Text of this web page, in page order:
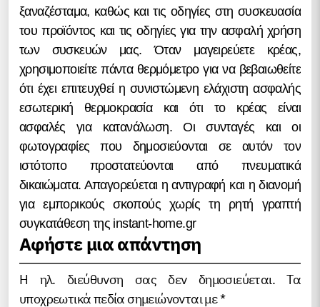
ξαναζέσταμα, καθώς και τις οδηγίες στη συσκευασία
του προϊόντος και τις οδηγίες για την ασφαλή χρήση
των συσκευών μας. Όταν μαγειρεύετε κρέας,
χρησιμοποιείτε πάντα θερμόμετρο για να βεβαιωθείτε
ότι έχει επιτευχθεί η συνιστώμενη ελάχιστη ασφαλής
εσωτερική θερμοκρασία και ότι το κρέας είναι
ασφαλές για κατανάλωση. Οι συνταγές και οι
φωτογραφίες που δημοσιεύονται σε αυτόν τον
ιστότοπο προστατεύονται από πνευματικά
δικαιώματα. Απαγορεύεται η αντιγραφή και η διανομή
για εμπορικούς σκοπούς χωρίς τη ρητή γραπτή
συγκατάθεση της instant-home.gr
Αφήστε μια απάντηση
Η ηλ. διεύθυνση σας δεν δημοσιεύεται.
Τα
υποχρεωτικά πεδία σημειώνονται με*